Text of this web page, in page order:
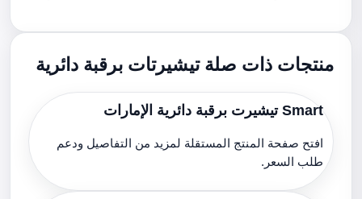
منتجات ذات صلة تيشيرتات برقبة دائرية
Smart تيشيرت برقبة دائرية الإمارات
افتح صفحة المنتج المستقلة لمزيد من التفاصيل ودعم
طلب السعر.